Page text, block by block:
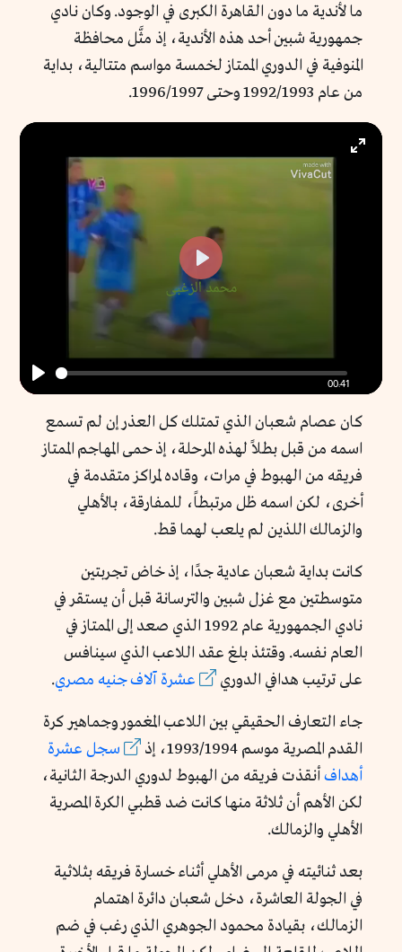
ما لأندية ما دون القاهرة الكبرى في الوجود. وكان نادي
جمهورية شبين أحد هذه الأندية، إذ مثَّل محافظة
المنوفية في الدوري الممتاز لخمسة مواسم متتالية، بداية
من عام 1992/1993 وحتى 1996/1997.
Play
00:41
Play
كان عصام شعبان الذي تمتلك كل العذر إن لم تسمع
اسمه من قبل بطلاً لهذه المرحلة، إذ حمى المهاجم الممتاز
فريقه من الهبوط في مرات، وقاده لمراكز متقدمة في
أخرى، لكن اسمه ظل مرتبطاً، للمفارقة، بالأهلي
والزمالك اللذين لم يلعب لهما قط.
كانت بداية شعبان عادية جدًا، إذ خاض تجربتين
متوسطتين مع غزل شبين والترسانة قبل أن يستقر في
نادي الجمهورية عام 1992 الذي صعد إلى الممتاز في
العام نفسه. وقتئذ بلغ عقد اللاعب الذي سينافس
على ترتيب هدافي الدوري
عشرة آلاف جنيه مصري.
جاء التعارف الحقيقي بين اللاعب المغمور وجماهير كرة
القدم المصرية موسم 1993/1994، إذ
سجل عشرة
أهداف أنقذت فريقه من الهبوط لدوري الدرجة الثانية،
لكن الأهم أن ثلاثة منها كانت ضد قطبي الكرة المصرية
الأهلي والزمالك.
بعد ثنائيته في مرمى الأهلي أثناء خسارة فريقه بثلاثية
في الجولة العاشرة، دخل شعبان دائرة اهتمام
الزمالك، بقيادة محمود الجوهري الذي رغب في ضم